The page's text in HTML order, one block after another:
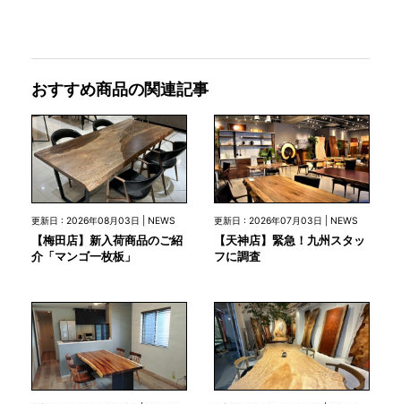
おすすめ商品の関連記事
更新日 : 2026年08月03日 | NEWS
【梅田店】新入荷商品のご紹
介「マンゴ一枚板」
更新日 : 2026年07月03日 | NEWS
【天神店】緊急！九州スタッ
フに調査